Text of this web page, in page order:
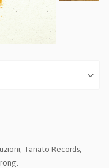
Tanato Records,